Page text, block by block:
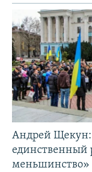
Андрей
единственный
меньшинство»